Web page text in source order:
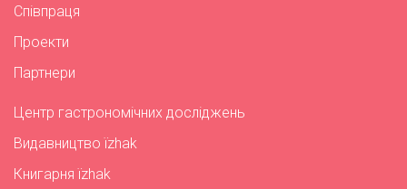
Співпраця
Проекти
Партнери
Центр гастрономічних досліджень
Видавництво їzhak
Книгарня їzhak